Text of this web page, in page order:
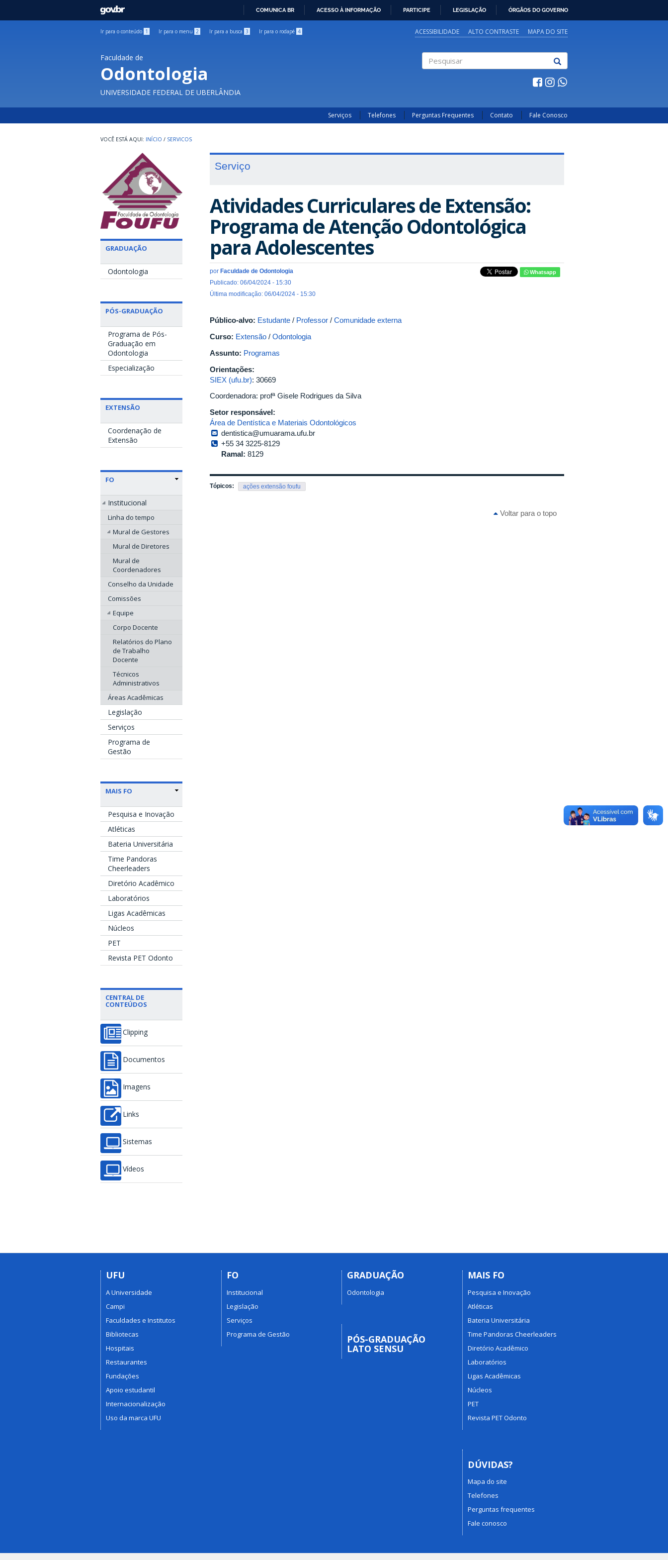
GOVBR
COMUNICA BR ACESSO À INFORMAÇÃO PARTICIPE LEGISLAÇÃO ÓRGÃOS DO GOVERNO
Ir para o conteúdo 1 Ir para o menu 2 Ir para a busca 3 Ir para o rodapé 4 ACESSIBILIDADE ALTO CONTRASTE MAPA DO SITE
Faculdade de
Odontologia
UNIVERSIDADE FEDERAL DE UBERLÂNDIA
Serviços Telefones Perguntas Frequentes Contato Fale Conosco
INÍCIO / SERVICOS
GRADUAÇÃO
Odontologia
PÓS-GRADUAÇÃO
Programa de Pós-
Graduação em
Odontologia
Especialização
EXTENSÃO
Coordenação de
Extensão
FO
Institucional
Linha do tempo
Mural de Gestores
Mural de Diretores
Mural de
Coordenadores
Conselho da Unidade
Comissões
Equipe
Corpo Docente
Relatórios do Plano
de Trabalho
Docente
Técnicos
Administrativos
Áreas Acadêmicas
Legislação
Serviços
Programa de
Gestão
MAIS FO
Pesquisa e Inovação
Atléticas
Bateria Universitária
Time Pandoras
Cheerleaders
Diretório Acadêmico
Laboratórios
Ligas Acadêmicas
Núcleos
PET
Revista PET Odonto
CENTRAL DE
CONTEÚDOS
Clipping
Documentos
Imagens
Links
Sistemas
Vídeos
Serviço
Atividades Curriculares de Extensão:
Programa de Atenção Odontológica
para Adolescentes
por Faculdade de Odontologia
Publicado: 06/04/2024 - 15:30
Última modificação: 06/04/2024 - 15:30
Whatsapp
Público-alvo: Estudante / Professor / Comunidade externa
Curso: Extensão / Odontologia
Assunto: Programas
Orientações:
SIEX (ufu.br): 30669
Coordenadora: profª Gisele Rodrigues da Silva
Setor responsável:
Área de Dentística e Materiais Odontológicos
dentistica@umuarama.ufu.br
+55 34 3225-8129
Ramal: 8129
Tópicos: ações extensão foufu
Voltar para o topo
UFU
A Universidade
Campi
Faculdades e Institutos
Bibliotecas
Hospitais
Restaurantes
Fundações
Apoio estudantil
Internacionalização
Uso da marca UFU
FO
Institucional
Legislação
Serviços
Programa de Gestão
GRADUAÇÃO
Odontologia
PÓS-GRADUAÇÃO
LATO SENSU
MAIS FO
Pesquisa e Inovação
Atléticas
Bateria Universitária
Time Pandoras Cheerleaders
Diretório Acadêmico
Laboratórios
Ligas Acadêmicas
Núcleos
PET
Revista PET Odonto
DÚVIDAS?
Mapa do site
Telefones
Perguntas frequentes
Fale conosco